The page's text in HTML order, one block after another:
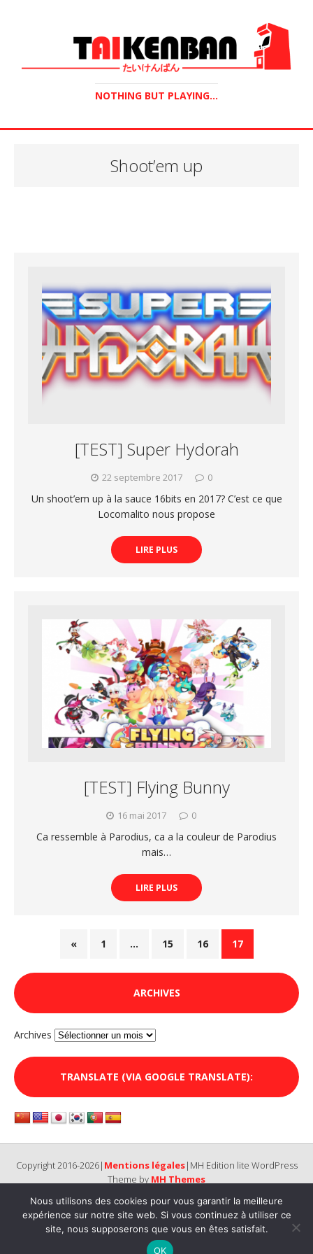
NOTHING BUT PLAYING...
Shoot’em up
[TEST] Super Hydorah
22 septembre 2017 0
Un shoot’em up à la sauce 16bits en 2017? C’est ce que
Locomalito nous propose
LIRE PLUS
[TEST] Flying Bunny
16 mai 2017 0
Ca ressemble à Parodius, ca a la couleur de Parodius
mais…
LIRE PLUS
« 1 … 15 16 17
ARCHIVES
Archives
TRANSLATE (VIA GOOGLE TRANSLATE):
Copyright 2016-2026| Mentions légales|MH Edition lite WordPress
Theme by MH Themes
Nous utilisons des cookies pour vous garantir la meilleure
expérience sur notre site web. Si vous continuez à utiliser ce
site, nous supposerons que vous en êtes satisfait.
OK